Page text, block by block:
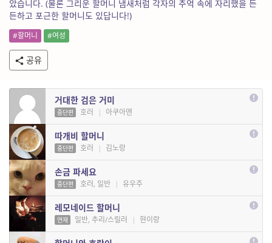
았습니다. (물론 그리운 할머니 냄새처럼 각자의 추억 속에 자리했을 든
든하고 포근한 할머니도 있답니다!)
#할머니 #여성
공유
거대한 검은 거미
중단편 호러 | 아쿠아맨
따개비 할머니
중단편 호러 | 김노랑
손금 파세요
중단편 호러, 일반 | 유우주
레모네이드 할머니
연재 일반, 추리/스릴러 | 현이랑